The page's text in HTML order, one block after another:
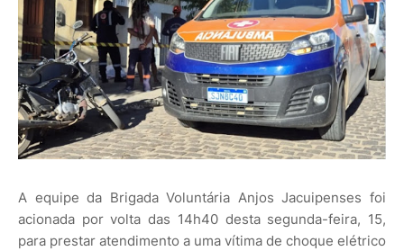
A equipe da Brigada Voluntária Anjos Jacuipenses foi
acionada por volta das 14h40 desta segunda-feira, 15,
para prestar atendimento a uma vítima de choque elétrico